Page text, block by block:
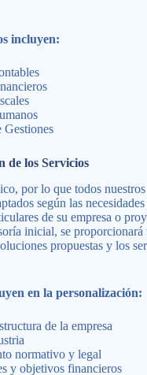
incluyen:
Gestiones
de los Servicios
por lo que todos nuestros
según las
de su empresa o
inicial, se proporcionará
propuestas y los
en la personalización:
de la empresa
normativo y legal
y objetivos financieros